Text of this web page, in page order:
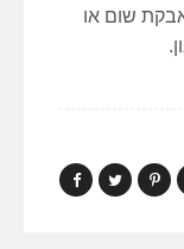
שום או